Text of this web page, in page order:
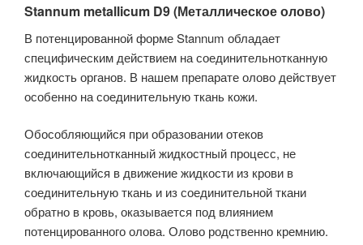
Stannum metallicum D9 (Металлическое олово)
В потенцированной форме Stannum обладает
специфическим действием на соединительнотканную
жидкость органов. В нашем препарате олово действует
особенно на соединительную ткань кожи.
Обособляющийся при образовании отеков
соединительнотканный жидкостный процесс, не
включающийся в движение жидкости из крови в
соединительную ткань и из соединительной ткани
обратно в кровь, оказывается под влиянием
потенцированного олова. Олово родственно кремнию.